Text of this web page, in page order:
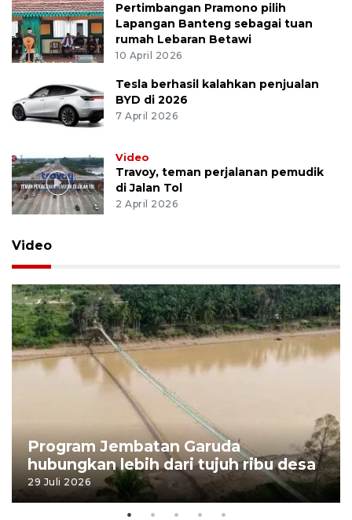
Pertimbangan Pramono pilih
Lapangan Banteng sebagai tuan
rumah Lebaran Betawi
10 April 2026
Tesla berhasil kalahkan penjualan
BYD di 2026
7 April 2026
Video
Travoy, teman perjalanan pemudik
di Jalan Tol
2 April 2026
Video
Program Jembatan Garuda
hubungkan lebih dari tujuh ribu desa
29 Juli 2026